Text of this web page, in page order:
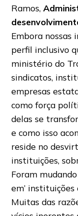
Ramos,
Embora
perfil inclusivo
ministério do
sindicatos,
empresas
como força
delas se
e como isso
reside no
instituições,
Foram
em’ instituições
Muitas das